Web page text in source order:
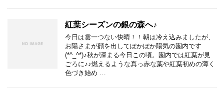
紅葉シーズンの銀の森へ♪
今日は雲一つない快晴！！朝は冷え込みましたが、
お陽さまが顔を出してぽかぽか陽気の園内です
(*^_^*)♪秋が深まる今日この頃。園内では紅葉が見
ごろに♪♪燃えるような真っ赤な葉や紅葉初めの薄く
色づき始め …